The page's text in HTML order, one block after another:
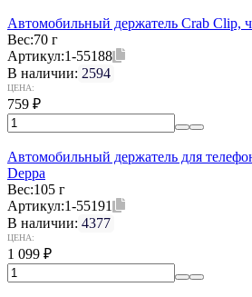
Автомобильный держатель Crab Clip,
Вес:70 г
Артикул:1-55188
В наличии: 2594
ЦЕНА:
759 ₽
Автомобильный держатель для
Deppa
Вес:105 г
Артикул:1-55191
В наличии: 4377
ЦЕНА:
1 099 ₽